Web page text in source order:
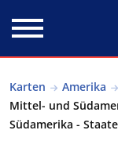
Karten Amerika
Mittel- und
Südamerika -